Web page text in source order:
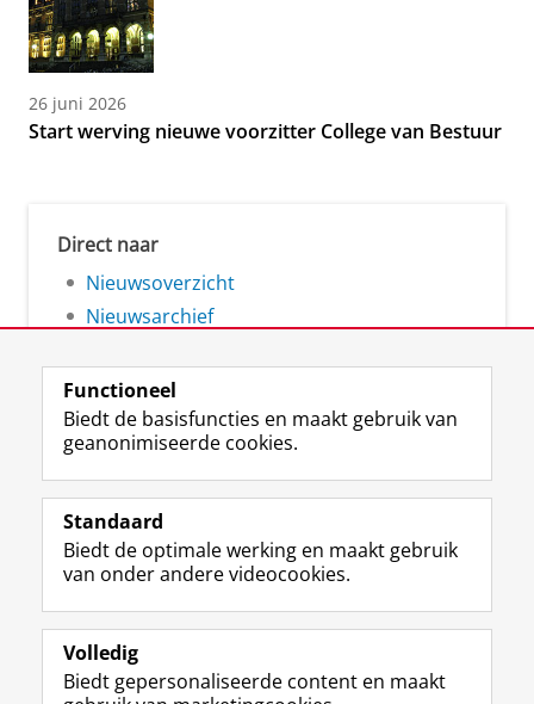
26 juni 2026
Start werving nieuwe voorzitter College van Bestuur
Direct naar
Nieuwsoverzicht
Nieuwsarchief
Volg de RUG
F
a
e
b
o
p
a
L
i
k
e
I
-
p
R
S
-
f
e
R
I
n
t
r
m
Y
o
T
e
k
Studiekiezers
Alumni
Over ons
Functioneel
Biedt de basisfuncties en maakt gebruik van
geanonimiseerde cookies.
Standaard
Biedt de optimale werking en maakt gebruik
van onder andere videocookies.
Volledig
Biedt gepersonaliseerde content en maakt